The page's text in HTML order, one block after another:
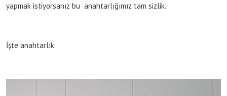
yapmak istiyorsanız bu anahtarlığımız tam sizlik.
İşte anahtarlık.